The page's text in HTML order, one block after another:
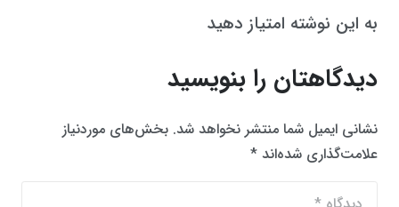
به این نوشته امتیاز دهید
دیدگاهتان را بنویسید
نشانی ایمیل شما منتشر نخواهد شد. بخش‌های موردنیاز
علامت‌گذاری شده‌اند *